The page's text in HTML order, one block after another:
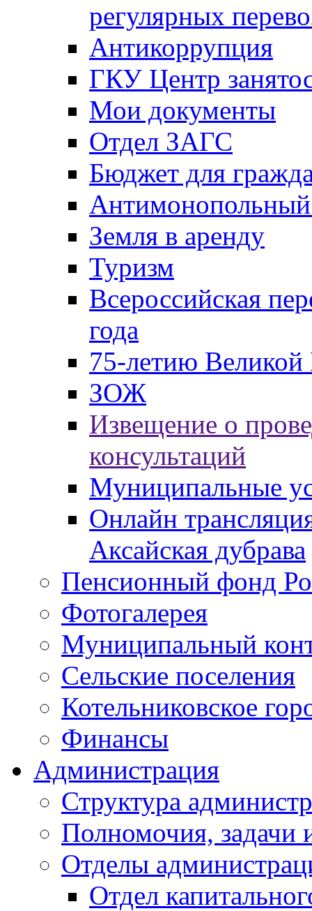
регулярных
Антикоррупция
ГКУ Центр
Мои документы
Отдел ЗАГС
Бюджет для
Антимонопольный
Земля в аренду
Туризм
Всероссийская
года
75-летию
ЗОЖ
Извещение о
консультаций
Муниципальные
Онлайн
Аксайская дубрава
Пенсионный фонд
Фотогалерея
Муниципальный
Сельские поселения
Котельниковское
Финансы
Администрация
Структура
Полномочия, задачи
Отделы
Отдел